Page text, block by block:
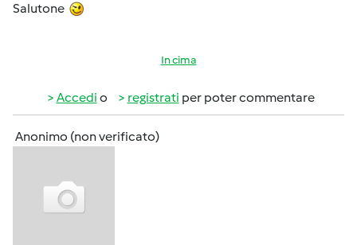
Salutone
In cima
Accedi o registrati per poter commentare
Anonimo (non verificato)